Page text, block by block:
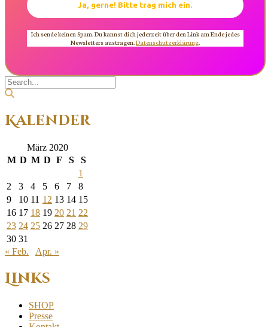
Ich sende keinen Spam. Du kannst dich jederzeit über den Link am Ende jedes
Newsletters austragen.Datenschutzerklärung.
Kalender
März 2020
M D M D F S
S
1
2
3 4 5 6 7
8
9
10 11 12 13 14 15
16 17 18 19 20 21 22
23 24 25 26 27 28 29
30 31
« Feb.
Apr. »
Links
SHOP
Presse